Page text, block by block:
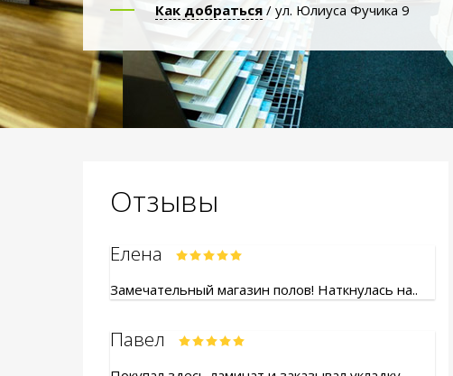
Как добраться / ул. Юлиуса Фучика 9
Отзывы
Елена
Замечательный магазин полов! Наткнулась на..
Павел